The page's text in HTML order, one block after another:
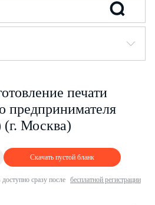
печати
предпринимателя
Москва)
Скачать пустой бланк
сразу после бесплатной регистрации